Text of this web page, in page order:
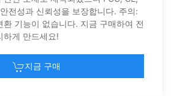
전성과 신뢰성을 보장합니다. 주의:
환 기능이 없습니다. 지금 구매하여 전
하게 만드세요!
지금 구매